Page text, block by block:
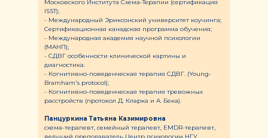
Московского Института Схема-Терапии (сертификация
ISST);
- Международный Эриксонский университет коучинга;
Сертификационная канадская программа обучения;
- Международная академия научной психологии
(МАНП);
- СДВГ особенности клинической картины и
диагностика.
- Когнитивно-поведенческая терапия СДВГ. (Young-
Bramham's protocol);
- Когнитивно-поведенческая терапия тревожных
расстройств (протокол Д. Кларка и А. Бека).
Панцуркина Татьяна Казимировна
схема-терапевт, семейный терапевт, EMDR-терапевт,